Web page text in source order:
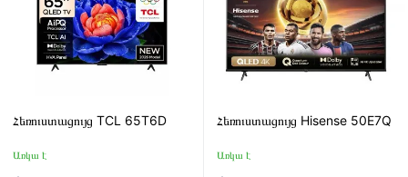
քանակ
4
Հեռուստացույց TCL 65T6D
Առկա է
Հեռուստացույց Hisense 50E7Q
Առկա է